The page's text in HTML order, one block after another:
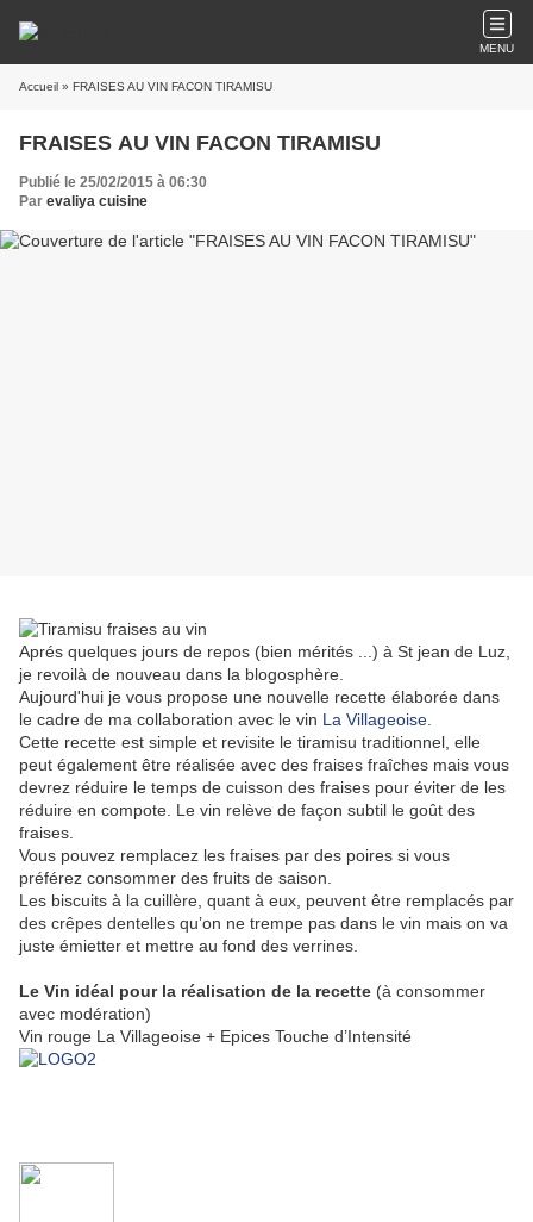
MENU
Accueil » FRAISES AU VIN FACON TIRAMISU
FRAISES AU VIN FACON TIRAMISU
Publié le 25/02/2015 à 06:30
Par evaliya cuisine
Aprés quelques jours de repos (bien mérités ...) à St jean de Luz,
je revoilà de nouveau dans la blogosphère.
Aujourd'hui je vous propose une nouvelle recette élaborée dans
le cadre de ma collaboration avec le vin La Villageoise
Cette recette est simple et revisite le tiramisu traditionnel, elle
peut également être réalisée avec des fraises fraîches mais vous
devrez réduire le temps de cuisson des fraises pour éviter de les
réduire en compote. Le vin relève de façon subtil le goût des
fraises.
Vous pouvez remplacez les fraises par des poires si vous
préférez consommer des fruits de saison.
Les biscuits à la cuillère, quant à eux, peuvent être remplacés par
des crêpes dentelles qu’on ne trempe pas dans le vin mais on va
juste émietter et mettre au fond des verrines.
Le Vin idéal pour la réalisation de la recette (à consommer
avec modération)
Vin rouge La Villageoise + Epices Touche d’Intensité